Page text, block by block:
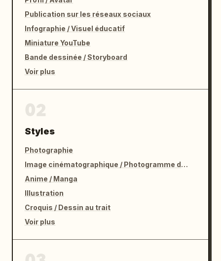
Publication sur les réseaux sociaux
Infographie / Visuel éducatif
Miniature YouTube
Bande dessinée / Storyboard
Voir plus
Styles
Photographie
Image cinématographique / Photogramme de film
Anime / Manga
Illustration
Croquis / Dessin au trait
Voir plus